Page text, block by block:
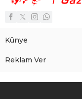
Künye
Reklam Ver